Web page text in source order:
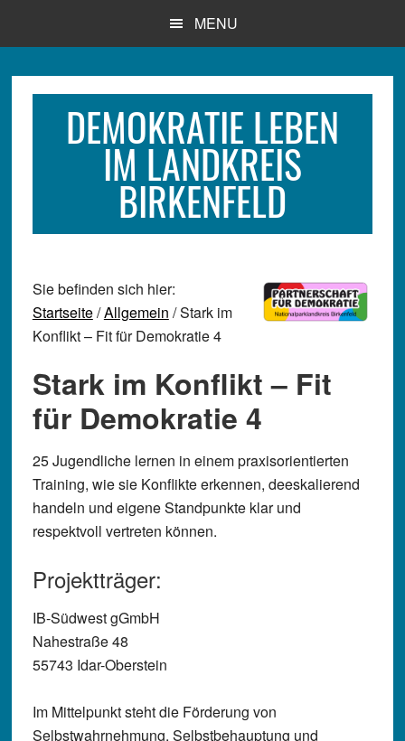
MENU
DEMOKRATIE LEBEN
IM LANDKREIS
BIRKENFELD
Sie befinden sich hier:
Startseite/Allgemein / Stark im
Konflikt – Fit für Demokratie 4
Stark im Konflikt – Fit
für Demokratie 4
25 Jugendliche lernen in einem praxisorientierten
Training, wie sie Konflikte erkennen, deeskalierend
handeln und eigene Standpunkte klar und
respektvoll vertreten können.
Projektträger:
IB-Südwest gGmbH
Nahestraße 48
55743 Idar-Oberstein
Im Mittelpunkt steht die Förderung von
Selbstwahrnehmung, Selbstbehauptung und